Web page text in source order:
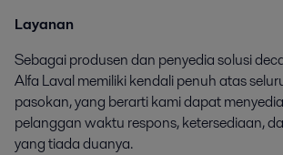
Layanan
Sebagai produsen dan penyedia solusi
Alfa Laval memiliki kendali penuh atas
pasokan, yang berarti kami dapat
pelanggan waktu respons, ketersediaan,
yang tiada duanya.